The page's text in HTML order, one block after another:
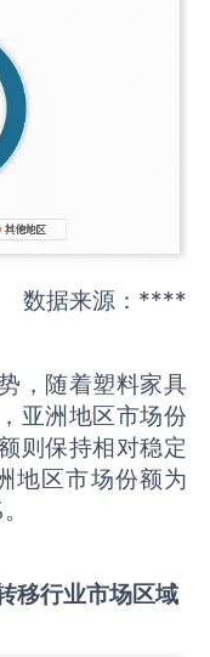
数据来源：****
，随着塑料家具
亚洲地区市场份
则保持相对稳定
地区市场份额为
移行业市场区域